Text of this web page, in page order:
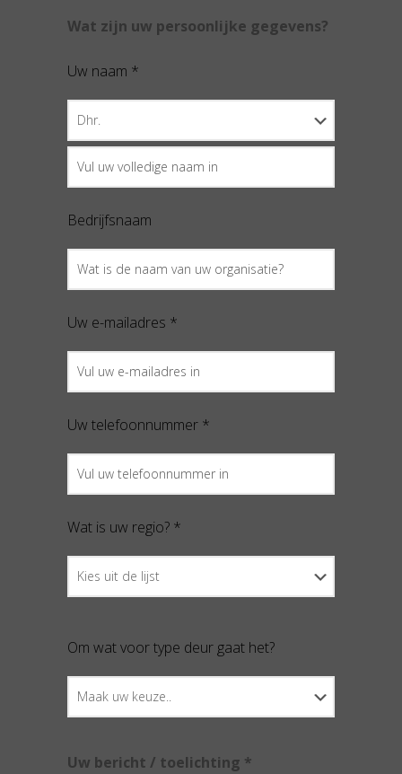
Wat zijn uw persoonlijke gegevens?
Uw naam *
Bedrijfsnaam
Uw e-mailadres *
Uw telefoonnummer *
Wat is uw regio? *
Om wat voor type deur gaat het?
Uw bericht / toelichting *